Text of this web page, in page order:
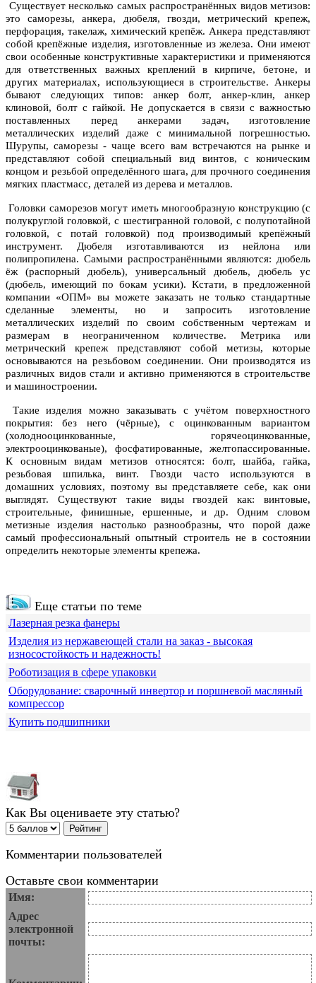
Существует несколько самых распространённых видов метизов:
это саморезы, анкера, дюбеля, гвозди, метрический крепеж,
перфорация, такелаж, химический крепёж. Анкера представляют
собой крепёжные изделия, изготовленные из железа. Они имеют
свои особенные конструктивные характеристики и применяются
для ответственных важных креплений в кирпиче, бетоне, и
других материалах, использующиеся в строительстве. Анкеры
бывают следующих типов: анкер болт, анкер-клин, анкер
клиновой, болт с гайкой. Не допускается в связи с важностью
поставленных перед анкерами задач, изготовление
металлических изделий даже с минимальной погрешностью.
Шурупы, саморезы - чаще всего вам встречаются на рынке и
представляют собой специальный вид винтов, с коническим
концом и резьбой определённого шага, для прочного соединения
мягких пластмасс, деталей из дерева и металлов.
Головки саморезов могут иметь многообразную конструкцию (с
полукруглой головкой, с шестигранной головой, с полупотайной
головкой, с потай головкой) под производимый крепёжный
инструмент. Дюбеля изготавливаются из нейлона или
полипропилена. Самыми распространёнными являются: дюбель
ёж (распорный дюбель), универсальный дюбель, дюбель ус
(дюбель, имеющий по бокам усики). Кстати, в предложенной
компании «ОПМ» вы можете заказать не только стандартные
сделанные элементы, но и запросить изготовление
металлических изделий по своим собственным чертежам и
размерам в неограниченном количестве. Метрика или
метрический крепеж представляют собой метизы, которые
основываются на резьбовом соединении. Они производятся из
различных видов стали и активно применяются в строительстве
и машиностроении.
Такие изделия можно заказывать с учётом поверхностного
покрытия: без него (чёрные), с оцинкованным вариантом
(холоднооцинкованные, горячеоцинкованные,
электрооцинкованые), фосфатированные, желтопассированные.
К основным видам метизов относятся: болт, шайба, гайка,
резьбовая шпилька, винт. Гвозди часто используются в
домашних условиях, поэтому вы представляете себе, как они
выглядят. Существуют такие виды гвоздей как: винтовые,
строительные, финишные, ершенные, и др. Одним словом
метизные изделия настолько разнообразны, что порой даже
самый профессиональный опытный строитель не в состоянии
определить некоторые элементы крепежа.
Еще статьи по теме
Лазерная резка фанеры
Изделия из нержавеющей стали на заказ - высокая
износостойкость и надежность!
Роботизация в сфере упаковки
Оборудование: сварочный инвертор и поршневой масляный
компрессор
Купить подшипники
Как Вы оцениваете эту статью?
Комментарии пользователей
Оставьте свои комментарии
Имя:
Адрес
электронной
почты: